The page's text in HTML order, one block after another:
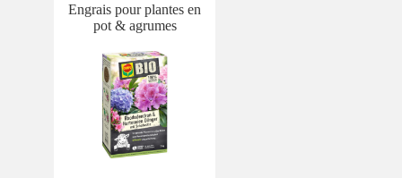
Engrais pour plantes en
pot & agrumes